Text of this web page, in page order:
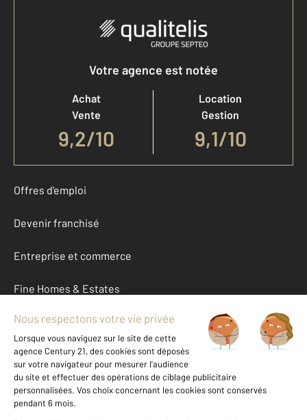
Votre agence est notée
Achat
Vente
9,2/10
Location
Gestion
9,1/10
Offres d'emploi
Devenir franchisé
Entreprise et commerce
Fine Homes & Estates
À propos
International
Nous contacter